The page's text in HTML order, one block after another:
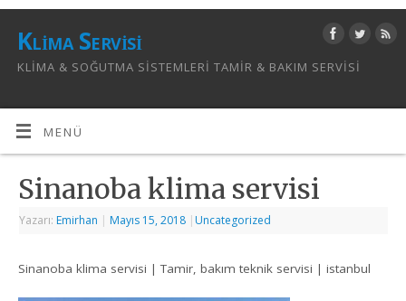
Klima Servisi
KLIMA & SOĞUTMA SISTEMLERI TAMIR & BAKIM SERVISI
MENÜ
Sinanoba klima servisi
Yazarı: Emirhan | Mayıs 15, 2018 | Uncategorized
Sinanoba klima servisi | Tamir, bakım teknik servisi | istanbul